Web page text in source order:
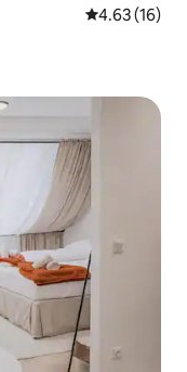
คะแนนเฉลี่ย
4.63 (16)